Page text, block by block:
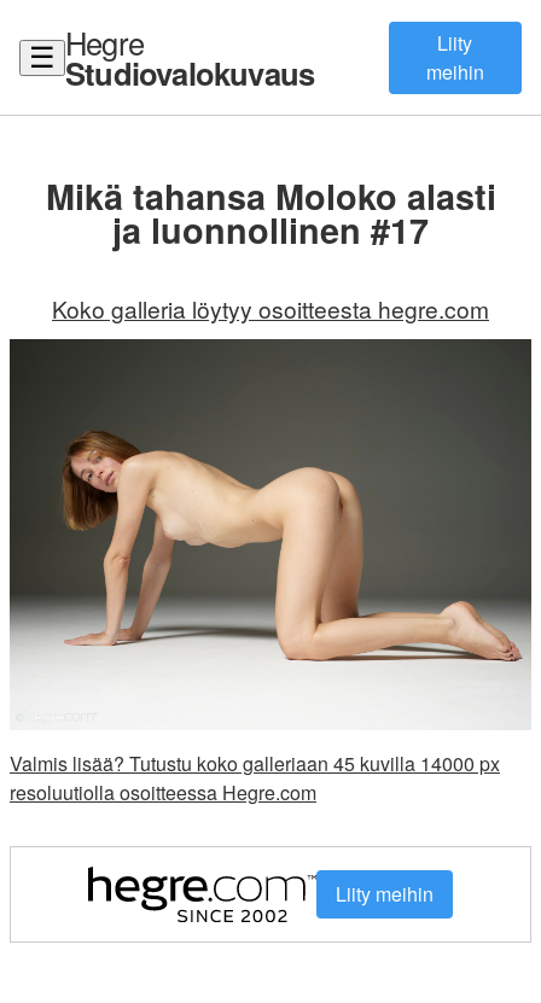
☰ Hegre
Studiovalokuvaus
Liity
meihin
Mikä tahansa Moloko alasti
ja luonnollinen #17
Koko galleria löytyy osoitteesta hegre.com
Valmis lisää? Tutustu koko galleriaan 45 kuvilla 14000 px
resoluutiolla osoitteessa Hegre.com
Liity meihin